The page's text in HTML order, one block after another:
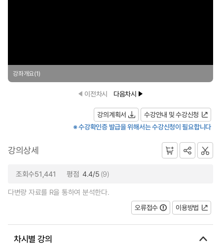
강좌개요(1)
이전차시 다음차시
강의계획서
수강안내 및 수강신청
※ 수강확인증 발급을 위해서는 수강신청이 필요합니다
강의상세
조회수51,441 평점 4.4/5 (9)
다변량 자료를 R을 통하여 분석한다.
오류접수
이용방법
차시별 강의